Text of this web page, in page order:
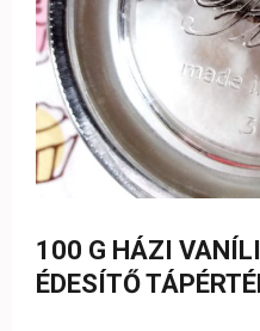
100 G HÁZI
ÉDESÍTŐ